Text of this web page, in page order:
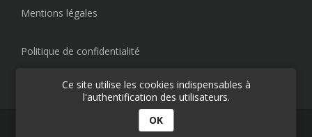
Mentions légales
Politique de confidentialité
École AVOSZ- Apprenez à vos aises.
Ce site utilise les cookies indispensables à
l'authentification des utilisateurs.
OK